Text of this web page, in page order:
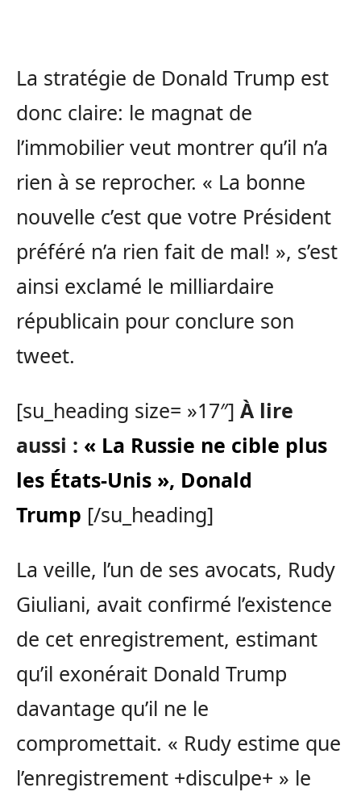
La stratégie de Donald Trump est
donc claire: le magnat de
l’immobilier veut montrer qu’il n’a
rien à se reprocher. « La bonne
nouvelle c’est que votre Président
préféré n’a rien fait de mal! », s’est
ainsi exclamé le milliardaire
républicain pour conclure son
tweet.
[su_heading size= »17″] À lire
aussi : « La Russie ne cible plus
les États-Unis », Donald
Trump [/su_heading]
La veille, l’un de ses avocats, Rudy
Giuliani, avait confirmé l’existence
de cet enregistrement, estimant
qu’il exonérait Donald Trump
davantage qu’il ne le
compromettait. « Rudy estime que
l’enregistrement +disculpe+ » le